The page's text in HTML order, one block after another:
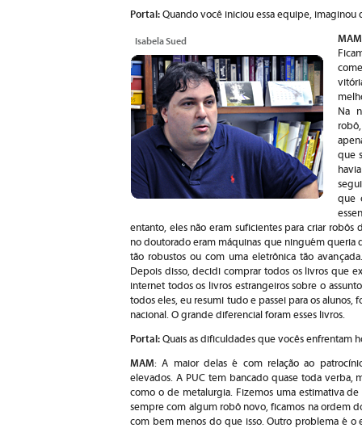
Portal: Quando você iniciou essa equipe, imaginou
Isabela Sued MAM
Na
que
que
entanto, eles não eram suficientes para criar
no doutorado eram máquinas que ninguém queria
tão robustos ou com uma eletrônica tão
Depois disso, decidi comprar todos os livros que
internet todos os livros estrangeiros sobre o
todos eles, eu resumi tudo e passei para os alunos,
nacional. O grande diferencial foram esses livros.
Portal: Quais as dificuldades que vocês enfrentam
MAM: A maior delas é com relação ao
elevados. A PUC tem bancado quase toda verba,
como o de metalurgia. Fizemos uma estimativa
sempre com algum robô novo, ficamos na ordem
com bem menos do que isso. Outro problema é o